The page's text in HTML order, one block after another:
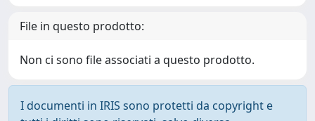
File in questo prodotto:
Non ci sono file associati a questo prodotto.
I documenti in IRIS sono protetti da copyright e